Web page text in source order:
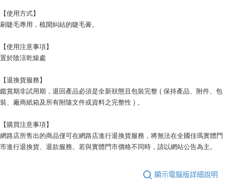
【使用方式】
刷睫毛專用，梳開糾結的睫毛膏。
【使用注意事項】
置於陰涼乾燥處
【退換貨服務】
鑑賞期非試用期，退回產品必須是全新狀態且包裝完整 ( 保持產品、附件、包
裝、廠商紙箱及所有附隨文件或資料之完整性 ) 。
【購買注意事項】
網路店所售出的商品僅可在網路店進行退換貨服務，將無法在全國佳瑪實體門
市進行退換貨、退款服務。若與實體門市價格不同時，請以網站公告為主。
顯示電腦版詳細說明